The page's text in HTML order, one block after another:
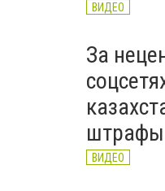
ВИДЕО
За
штрафы
ВИДЕО